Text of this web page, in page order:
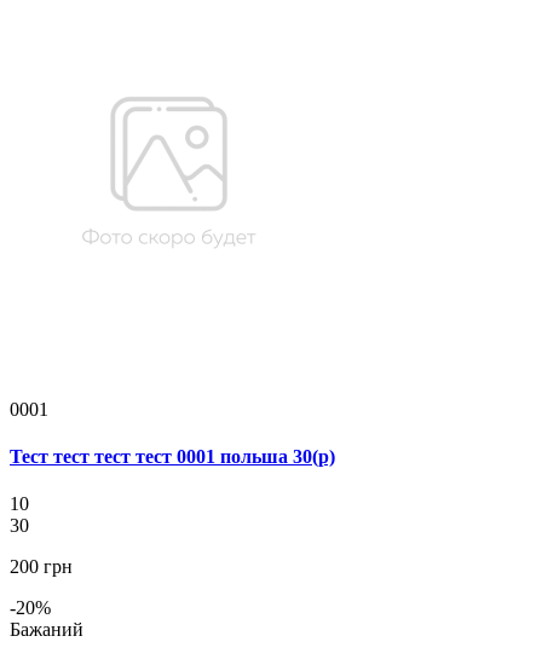
0001
Тест тест тест тест 0001 польша 30(р)
10
30
200 грн
-20%
Бажаний